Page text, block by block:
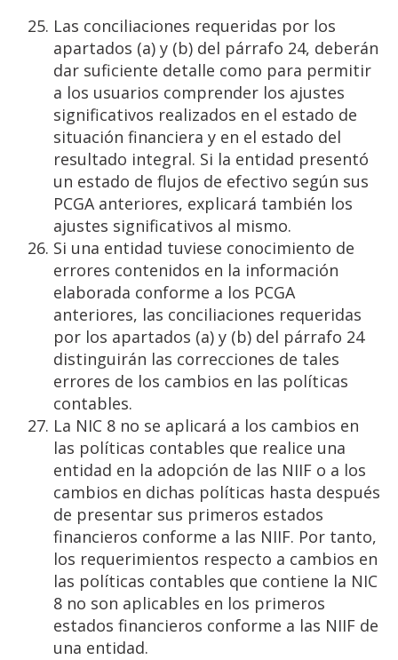
Las conciliaciones requeridas por los
apartados (a) y (b) del párrafo 24, deberán
dar suficiente detalle como para permitir
a los usuarios comprender los ajustes
significativos realizados en el estado de
situación financiera y en el estado del
resultado integral. Si la entidad presentó
un estado de flujos de efectivo según sus
PCGA anteriores, explicará también los
ajustes significativos al mismo.
Si una entidad tuviese conocimiento de
errores contenidos en la información
elaborada conforme a los PCGA
anteriores, las conciliaciones requeridas
por los apartados (a) y (b) del párrafo 24
distinguirán las correcciones de tales
errores de los cambios en las políticas
contables.
La NIC 8 no se aplicará a los cambios en
las políticas contables que realice una
entidad en la adopción de las NIIF o a los
cambios en dichas políticas hasta después
de presentar sus primeros estados
financieros conforme a las NIIF. Por tanto,
los requerimientos respecto a cambios en
las políticas contables que contiene la NIC
8 no son aplicables en los primeros
estados financieros conforme a las NIIF de
una entidad.